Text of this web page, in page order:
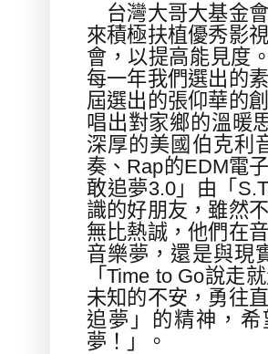
台灣大哥大基金
來積極扶植優秀影
會，以提高能見度
每一年我們選出的
屆選出的張仰華的
唱出對家鄉的溫暖
深厚的美國伯克利
奏、 Rap的EDM電
敢追夢3.0」由「
識的好朋友，雖然
無比熱誠，他們在
音樂夢，還是與現
「Time to Go說走
未知的不安，勇往
追夢」的精神，
夢！」。